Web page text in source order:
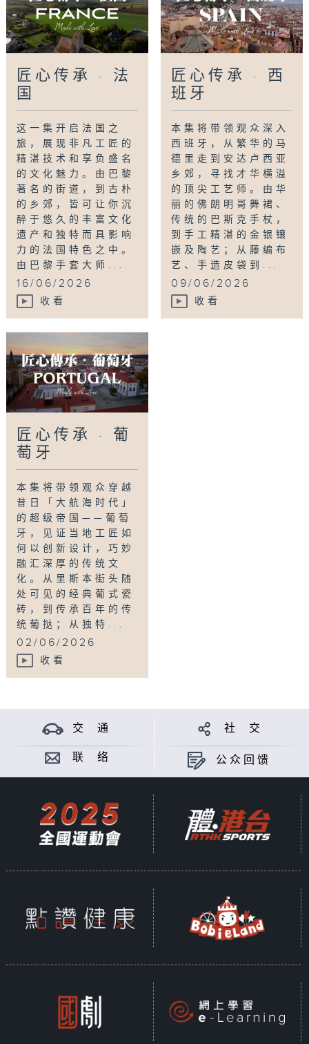
匠心传承 · 法
国
这一集开启法国之
旅，展现非凡工匠的
精湛技术和享负盛名
的文化魅力。由巴黎
著名的街道，到古朴
的乡郊，皆可让你沉
醉于悠久的丰富文化
遗产和独特而具影响
力的法国特色之中。
由巴黎手套大师...
16/06/2026
收看
匠心传承 · 西
班牙
本集将带领观众深入
西班牙，从繁华的马
德里走到安达卢西亚
乡郊，寻找才华横溢
的顶尖工艺师。由华
丽的佛朗明哥舞裙、
传统的巴斯克手杖，
到手工精湛的金银镶
嵌及陶艺；从藤编布
艺、手造皮袋到...
09/06/2026
收看
匠心传承 · 葡
萄牙
本集将带领观众穿越
昔日「大航海时代」
的超级帝国——葡萄
牙，见证当地工匠如
何以创新设计，巧妙
融汇深厚的传统文
化。从里斯本街头随
处可见的经典葡式瓷
砖，到传承百年的传
统葡挞；从独特...
02/06/2026
收看
交 通 社 交
联 络 公众回馈